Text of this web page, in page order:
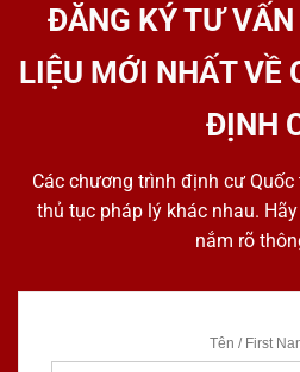
ĐĂNG KÝ TƯ
LIỆU MỚI NHẤT VỀ
ĐỊNH
Các chương trình định cư
thủ tục pháp lý khác nhau.
nắm rõ